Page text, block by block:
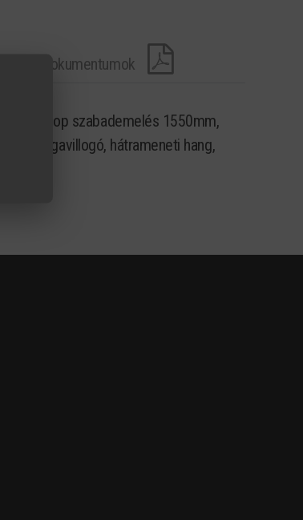
dokumentumok
oszlop szabademelés 1550mm,
sárgavillogó, hátrameneti hang,